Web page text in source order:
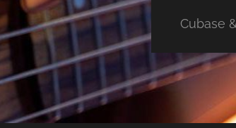
Cubase